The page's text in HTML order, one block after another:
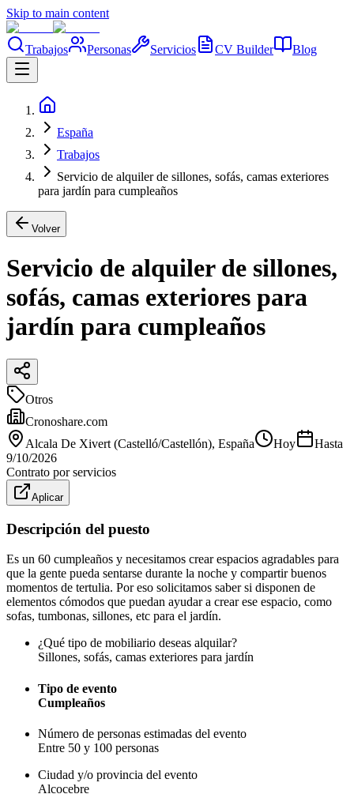
Skip to main content
Trabajos Personas Servicios CV Builder Blog
España
Trabajos
Servicio de alquiler de sillones, sofás, camas exteriores
para jardín para cumpleaños
Volver
Servicio de alquiler de sillones,
sofás, camas exteriores para
jardín para cumpleaños
Otros
Cronoshare.com
Alcala De Xivert (Castelló/Castellón), España Hoy
Hasta
9/10/2026
Contrato por servicios
Aplicar
Descripción del puesto
Es un 60 cumpleaños y necesitamos crear espacios agradables para
que la gente pueda sentarse durante la noche y compartir buenos
momentos de tertulia. Por eso solicitamos saber si disponen de
elementos cómodos que puedan ayudar a crear ese espacio, como
sofas, tumbonas, sillones, etc para el jardín.
¿Qué tipo de mobiliario deseas alquilar?
Sillones, sofás, camas exteriores para jardín
Tipo de evento
Cumpleaños
Número de personas estimadas del evento
Entre 50 y 100 personas
Ciudad y/o provincia del evento
Alcocebre